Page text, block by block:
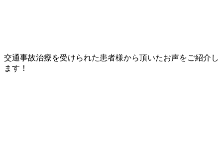
交通事故治療を受けられた患者様から頂いたお声をご紹介し
ます！